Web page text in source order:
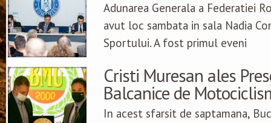
Adunarea Generala a Federatiei
avut loc sambata in sala Nadia
Sportului. A fost primul eveni
Cristi Muresan ales
Balcanice de
In acest sfarsit de saptamana,